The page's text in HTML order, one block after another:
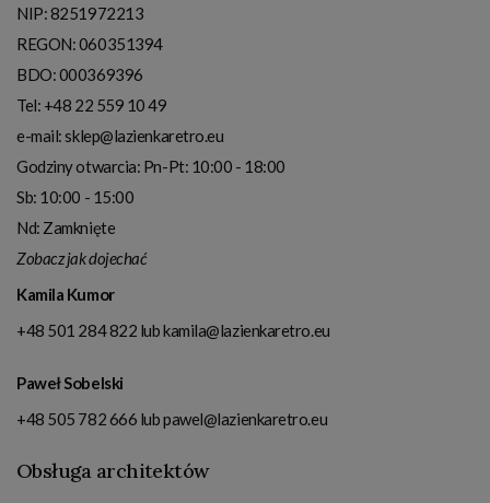
NIP:8251972213
REGON: 060351394
BDO: 000369396
Tel: +48 22 559 10 49
e-mail:sklep@lazienkaretro.eu
Godziny otwarcia: Pn-Pt: 10:00 - 18:00
Sb: 10:00 - 15:00
Nd: Zamknięte
Zobacz jak dojechać
Kamila Kumor
+48 501 284 822 lubkamila@lazienkaretro.eu
Paweł Sobelski
+48 505 782 666 lubpawel@lazienkaretro.eu
Obsługa architektów